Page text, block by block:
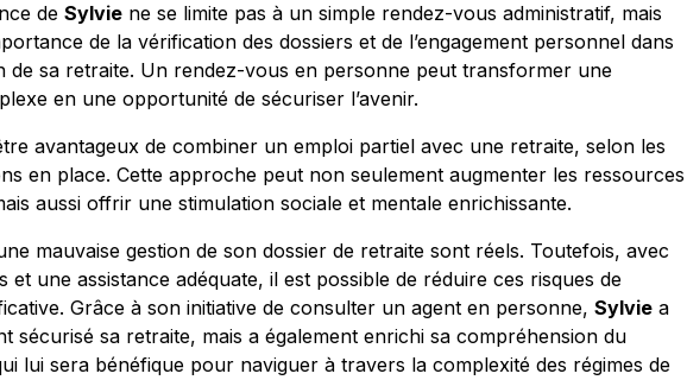
de Sylvie ne se limite pas à un simple rendez-vous administratif, mais
de la vérification des dossiers et de l’engagement personnel dans
de sa retraite. Un rendez-vous en personne peut transformer une
en une opportunité de sécuriser l’avenir.
avantageux de combiner un emploi partiel avec une retraite, selon les
en place. Cette approche peut non seulement augmenter les ressources
aussi offrir une stimulation sociale et mentale enrichissante.
mauvaise gestion de son dossier de retraite sont réels. Toutefois, avec
et une assistance adéquate, il est possible de réduire ces risques de
Grâce à son initiative de consulter un agent en personne, Sylvie a
sécurisé sa retraite, mais a également enrichi sa compréhension du
lui sera bénéfique pour naviguer à travers la complexité des régimes de